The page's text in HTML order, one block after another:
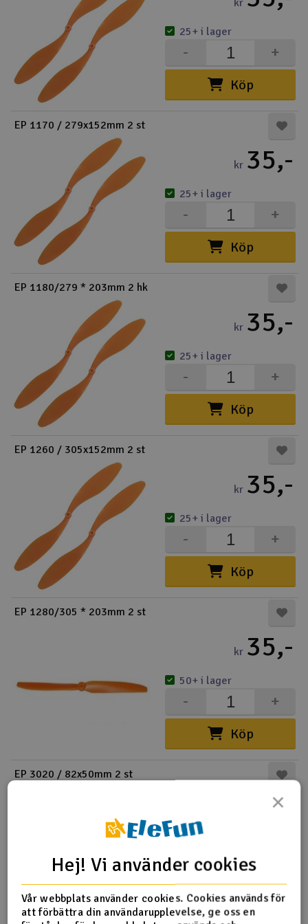
kr
Köp
+
-
25+ i lager
EP 1170 / 279x152mm 2 st
kr 35,-
Köp
+
-
25+ i lager
EP 1180/279 * 203mm 2 hk
kr 35,-
Köp
+
-
25+ i lager
EP 1260 / 305x152mm 2 st
kr 35,-
Köp
+
-
25+ i lager
EP 1280/305 * 203mm 2 st
kr 35,-
Köp
+
-
50+ i lager
EP 3020 / 82x50mm 2 st
20,-
Köp
-
×
Hej! Vi använder cookies
Vår webbplats använder cookies. Cookies används för
att förbättra din användarupplevelse, ge oss en